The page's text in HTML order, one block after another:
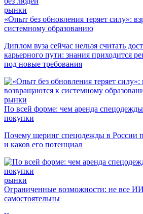
рынки
«Опыт без обновления теряет силу»:
системному образованию
Диплом вуза сейчас нельзя считать
карьерного пути: знания приходится
под новые требования
рынки
По всей форме: чем аренда
покупки
Почему шеринг спецодежды в России
и каков его потенциал
рынки
Ограниченные возможности: не все
самостоятельны